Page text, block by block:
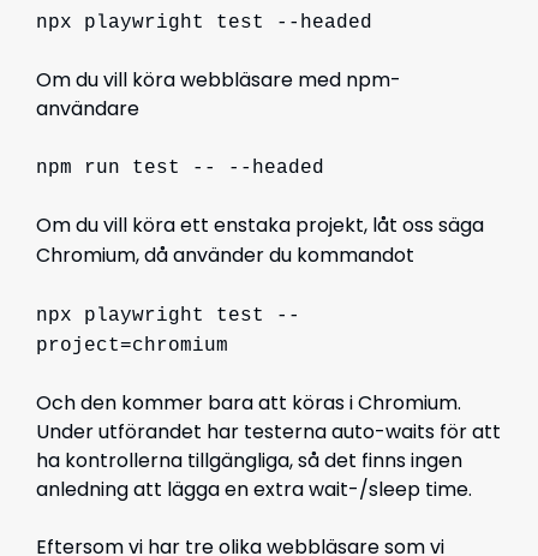
npx playwright test --headed
Om du vill köra webbläsare med npm-
användare
npm run test -- --headed
Om du vill köra ett enstaka projekt, låt oss säga
Chromium, då använder du kommandot
npx playwright test --
project=chromium
Och den kommer bara att köras i Chromium.
Under utförandet har testerna auto-waits för att
ha kontrollerna tillgängliga, så det finns ingen
anledning att lägga en extra wait-/sleep time.
Eftersom vi har tre olika webbläsare som vi